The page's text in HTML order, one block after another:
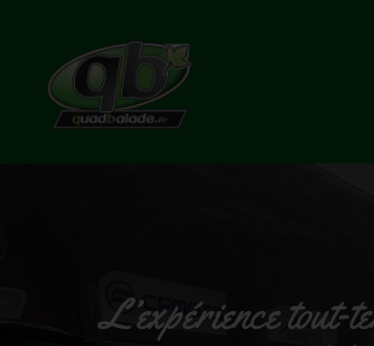
content
Nos occasions
L’expérience tout-